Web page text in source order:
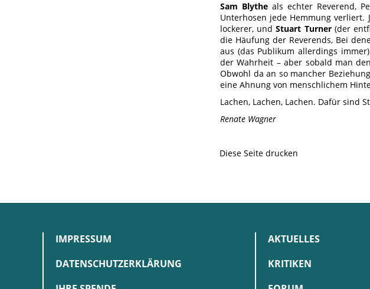
Sam Blythe als echter Reverend,
Unterhosen jede Hemmung verliert.
lockerer, undStuart Turner(der
die Häufung der Reverends, Bei
aus (das Publikum allerdings
der Wahrheit – aber sobald man
Obwohl da an so mancher
eine Ahnung von menschlichem
Lachen, Lachen, Lachen. Dafür sind
Renate Wagner
Diese Seite drucken
IMPRESSUM
DATENSCHUTZERKLÄRUNG
AKTUELLES
KRITIKEN